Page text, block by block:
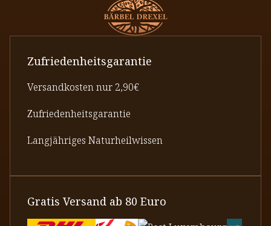
Zufriedenheitsgarantie
Versandkosten nur 2,90€
Zufriedenheitsgarantie
Langjähriges Naturheilwissen
Gratis Versand ab 80 Euro